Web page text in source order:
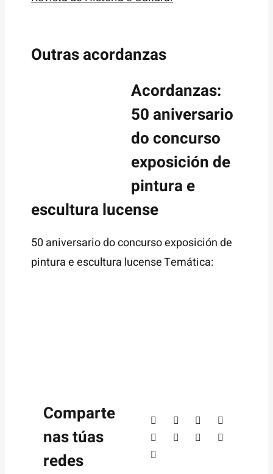
Outras acordanzas
Acordanzas:
50 aniversario
do concurso
exposición de
pintura e
escultura lucense
50 aniversario do concurso exposición de
pintura e escultura lucense Temática:
Comparte
nas túas
redes